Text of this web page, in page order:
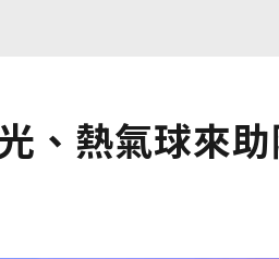
、熱氣球來